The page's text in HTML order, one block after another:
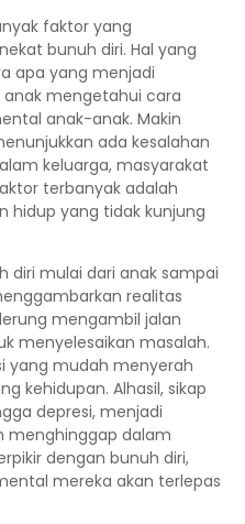
faktor yang
bunuh diri. Hal yang
apa yang menjadi
mengetahui cara
anak-anak. Makin
ada kesalahan
keluarga, masyarakat
terbanyak adalah
hidup yang tidak kunjung
diri mulai dari anak sampai
realitas
mengambil jalan
menyelesaikan masalah.
yang mudah menyerah
kehidupan. Alhasil, sikap
depresi, menjadi
menghinggap dalam
dengan bunuh diri,
mereka akan terlepas